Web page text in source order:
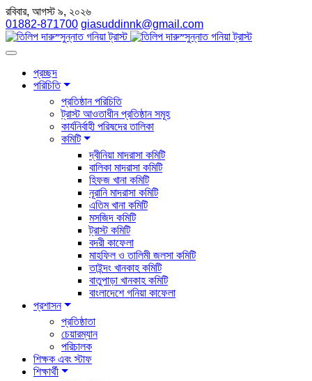
রবিবার, আগস্ট ৯, ২০২৬
01882-871700 giasuddinnk@gmail.com
প্রচ্ছদ
পরিচিতি
প্রতিষ্ঠান পরিচিতি
ট্রাস্ট আওতাধীন প্রতিষ্ঠান সমূহ
কার্যনির্বাহী পরিষদের তালিকা
কমিটি
দ্বীনিয়া মাদরাসা কমিটি
বালিকা মাদরাসা কমিটি
হিফজ খানা কমিটি
নূরানি মাদরাসা কমিটি
এতিম খানা কমিটি
মসজিদ কমিটি
ট্রাস্ট কমিটি
বদরী কাফেলা
মাহফিল ও তালিমী জলসা কমিটি
তাইন্দং খানকাহ কমিটি
বাতুপাড়া খানকাহ কমিটি
বাংলাদেশে গনিয়া কাফেলা
প্রশাসন
প্রতিষ্ঠাতা
চেয়ারম্যান
পরিচালক
শিক্ষক এবং স্টাফ
শিক্ষার্থী